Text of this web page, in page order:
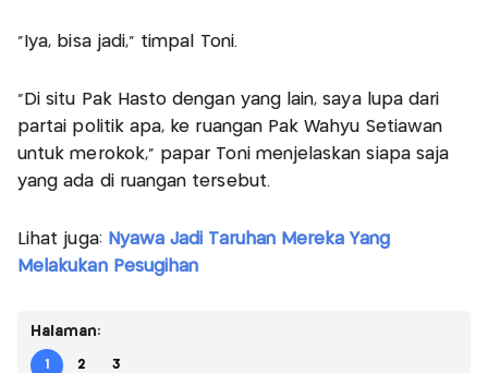
"Iya, bisa jadi," timpal Toni.
"Di situ Pak Hasto dengan yang lain, saya lupa dari
partai politik apa, ke ruangan Pak Wahyu Setiawan
untuk merokok," papar Toni menjelaskan siapa saja
yang ada di ruangan tersebut.
Lihat juga: Nyawa Jadi Taruhan Mereka Yang
Melakukan Pesugihan
Halaman:
1 2 3